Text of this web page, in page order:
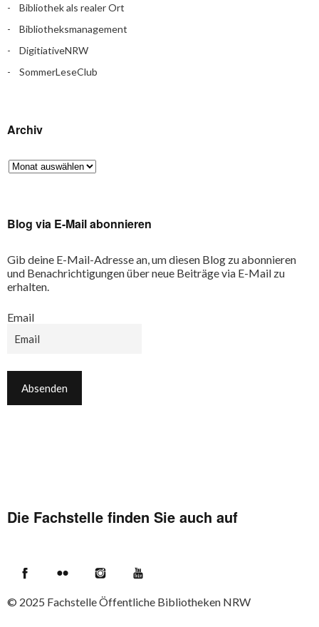
Bibliothek als realer Ort
Bibliotheksmanagement
DigitiativeNRW
SommerLeseClub
Archiv
Blog via E-Mail abonnieren
Gib deine E-Mail-Adresse an, um diesen Blog zu abonnieren
und Benachrichtigungen über neue Beiträge via E-Mail zu
erhalten.
Email
Die Fachstelle finden Sie auch auf
© 2025 Fachstelle Öffentliche Bibliotheken NRW